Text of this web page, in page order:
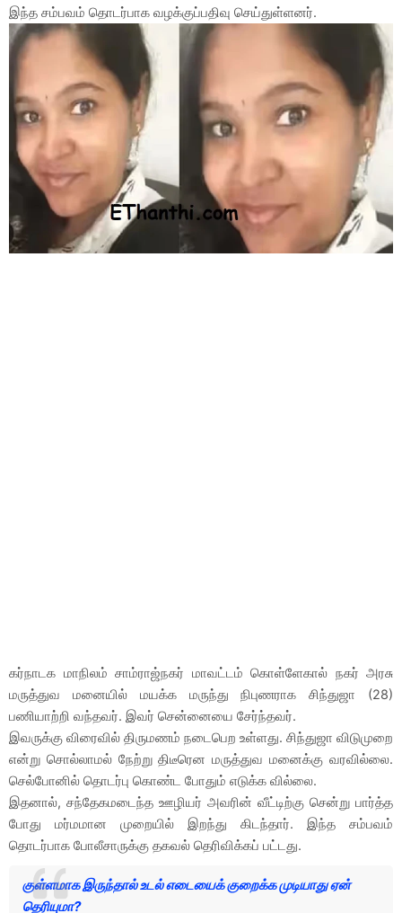
இந்த சம்பவம் தொடர்பாக வழக்குப்பதிவு செய்துள்ளனர்.
கர்நாடக மாநிலம் சாம்ராஜ்நகர் மாவட்டம் கொள்ளேகால் நகர் அரசு
மருத்துவ மனையில் மயக்க மருந்து நிபுணராக சிந்துஜா (28)
பணியாற்றி வந்தவர். இவர் சென்னையை சேர்ந்தவர்.
இவருக்கு விரைவில் திருமணம் நடைபெற உள்ளது. சிந்துஜா விடுமுறை
என்று சொல்லாமல் நேற்று திடீரென மருத்துவ மனைக்கு வரவில்லை.
செல்போனில் தொடர்பு கொண்ட போதும் எடுக்க வில்லை.
இதனால், சந்தேகமடைந்த ஊழியர் அவரின் வீட்டிற்கு சென்று பார்த்த
போது மர்மமான முறையில் இறந்து கிடந்தார். இந்த சம்பவம்
தொடர்பாக போலீசாருக்கு தகவல் தெரிவிக்கப் பட்டது.
குள்ளமாக இருந்தால் உடல் எடையைக் குறைக்க முடியாது ஏன்
தெரியுமா?